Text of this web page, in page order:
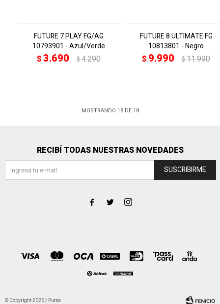
FUTURE 7 PLAY FG/AG
10793901 - Azul/Verde
$3.690 $4.290
FUTURE 8 ULTIMATE FG
10813801 - Negro
$ 9.990 $11.990
MOSTRANDO 18DE 18
RECIBÍ TODAS NUESTRAS NOVEDADES
SUSCRIBIRME
  
© Copyright 2026 / Puma